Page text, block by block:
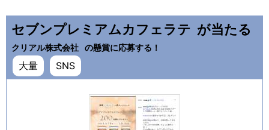
セブンプレミアムカフェラテ が当たる
クリアル株式会社 の懸賞に応募する！
大量 SNS